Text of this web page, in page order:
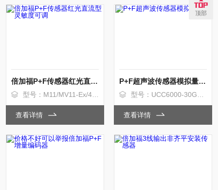
倍加福P+F传感器红光直流型灵敏度可调
型号：M11/MV11-Ex/40b/112
查看详情
P+F超声波传感器模拟量输出
型号：UCC6000-30GH70-IE2R2-V15
查看详情
顶部